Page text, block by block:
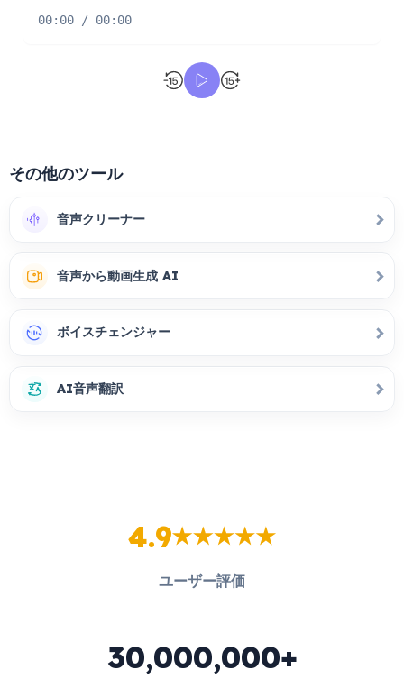
00:00 / 00:00
その他のツール
音声クリーナー
音声から動画生成 AI
ボイスチェンジャー
AI音声翻訳
4.9
ユーザー評価
30,000,000+